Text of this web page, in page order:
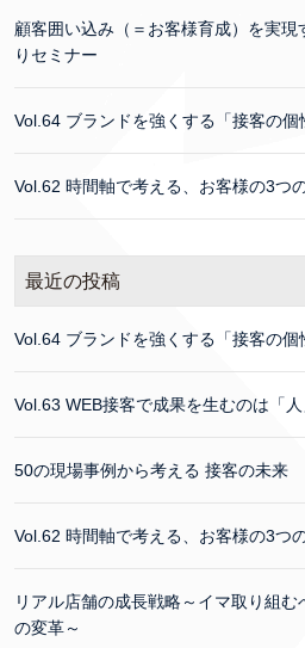
顧客囲い込み（＝お客様育成）を実現
りセミナー
Vol.64 ブランドを強くする「接客の個
Vol.62 時間軸で考える、お客様の3つ
最近の投稿
Vol.64 ブランドを強くする「接客の個
Vol.63 WEB接客で成果を生むのは「人
50の現場事例から考える 接客の未来
Vol.62 時間軸で考える、お客様の3つ
リアル店舗の成長戦略～イマ取り組
の変革～